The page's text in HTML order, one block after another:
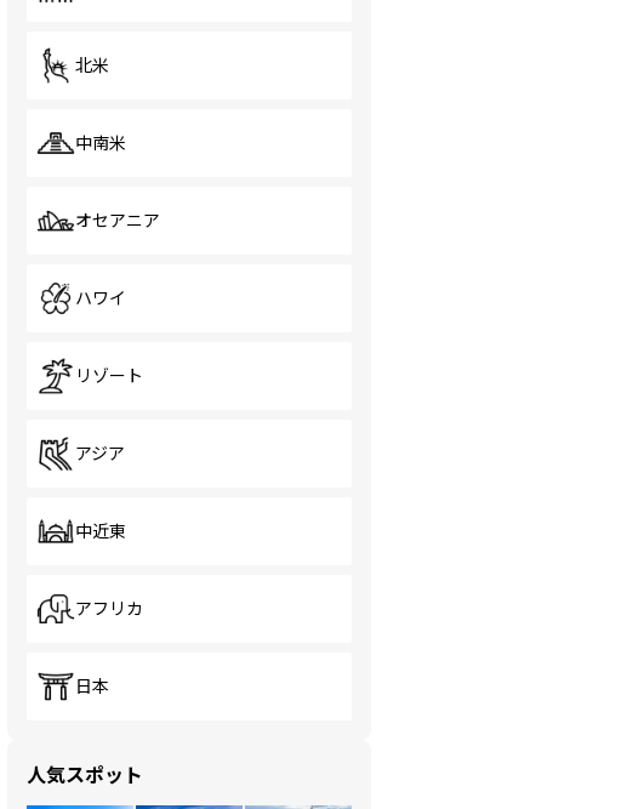
北米
中南米
オセアニア
ハワイ
リゾート
アジア
中近東
アフリカ
日本
人気スポット